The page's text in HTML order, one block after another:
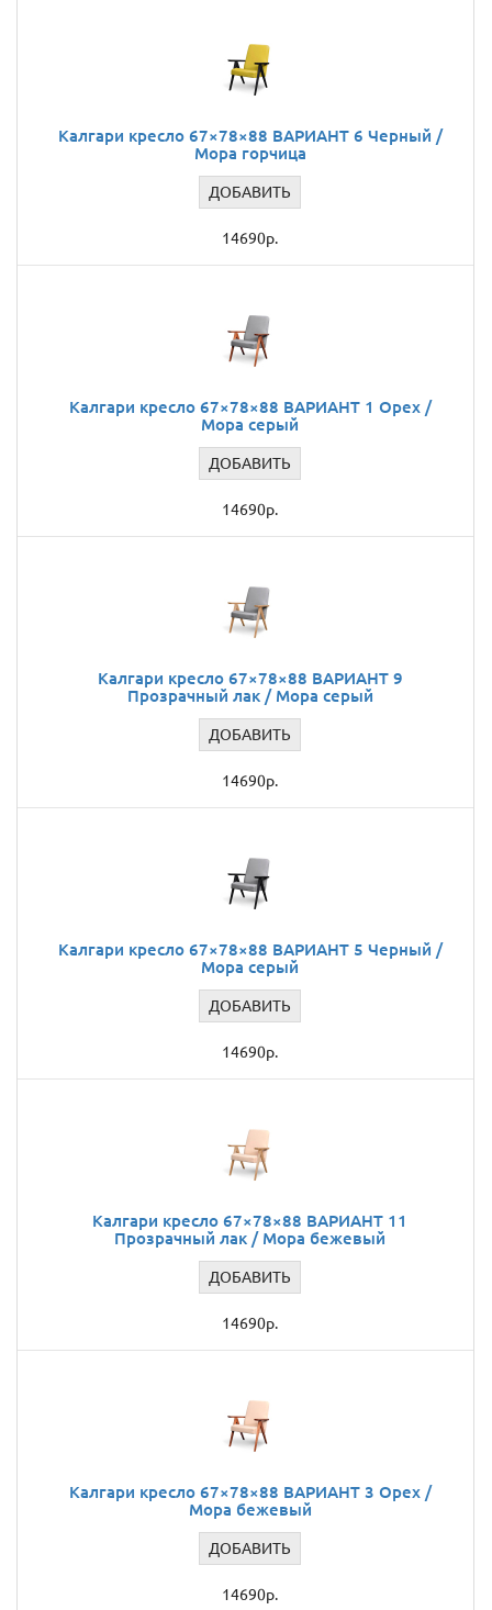
Калгари кресло 67×78×88 ВАРИАНТ 6 Черный /
Мора горчица
ДОБАВИТЬ
14690р.
Калгари кресло 67×78×88 ВАРИАНТ 1 Орех /
Мора серый
ДОБАВИТЬ
14690р.
Калгари кресло 67×78×88 ВАРИАНТ 9
Прозрачный лак / Мора серый
ДОБАВИТЬ
14690р.
Калгари кресло 67×78×88 ВАРИАНТ 5 Черный /
Мора серый
ДОБАВИТЬ
14690р.
Калгари кресло 67×78×88 ВАРИАНТ 11
Прозрачный лак / Мора бежевый
ДОБАВИТЬ
14690р.
Калгари кресло 67×78×88 ВАРИАНТ 3 Орех /
Мора бежевый
ДОБАВИТЬ
14690р.